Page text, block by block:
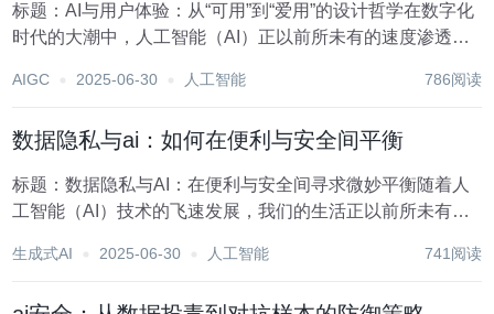
标题：AI与用户体验：从“可用”到“爱用”的设计哲学在数字化
时代的大潮中，人工智能（AI）正以前所未有的速度渗透到
荐到智能客服，AI技术不仅重塑了行业格局，更深刻地改变
AIGC 2025-06-30 人工智能 786阅读
数据隐私与ai：如何在便利与安全间平衡
标题：数据隐私与AI：在便利与安全间寻求微妙平衡随着人
工智能（AI）技术的飞速发展，我们的生活正以前所未有的
医疗诊断辅助，AI的应用无处不在，极大地提升了生活便利
生成式AI 2025-06-30 人工智能 741阅读